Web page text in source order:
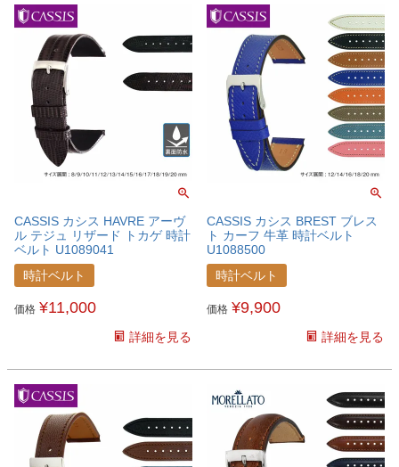
CASSIS カシス HAVRE アーヴ
ル テジュ リザード トカゲ 時計
ベルト U1089041
時計ベルト
価格 ¥11,000
詳細を見る
CASSIS カシス BREST ブレス
ト カーフ 牛革 時計ベルト
U1088500
時計ベルト
価格 ¥9,900
詳細を見る